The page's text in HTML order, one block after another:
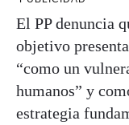
El PP denuncia
objetivo
“como un
humanos” y
estrategia